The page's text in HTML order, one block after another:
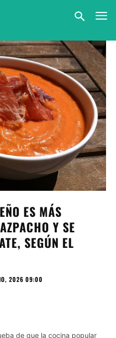
ES MÁS
Y SE
SEGÚN EL
2026 09:00
de que la cocina popular